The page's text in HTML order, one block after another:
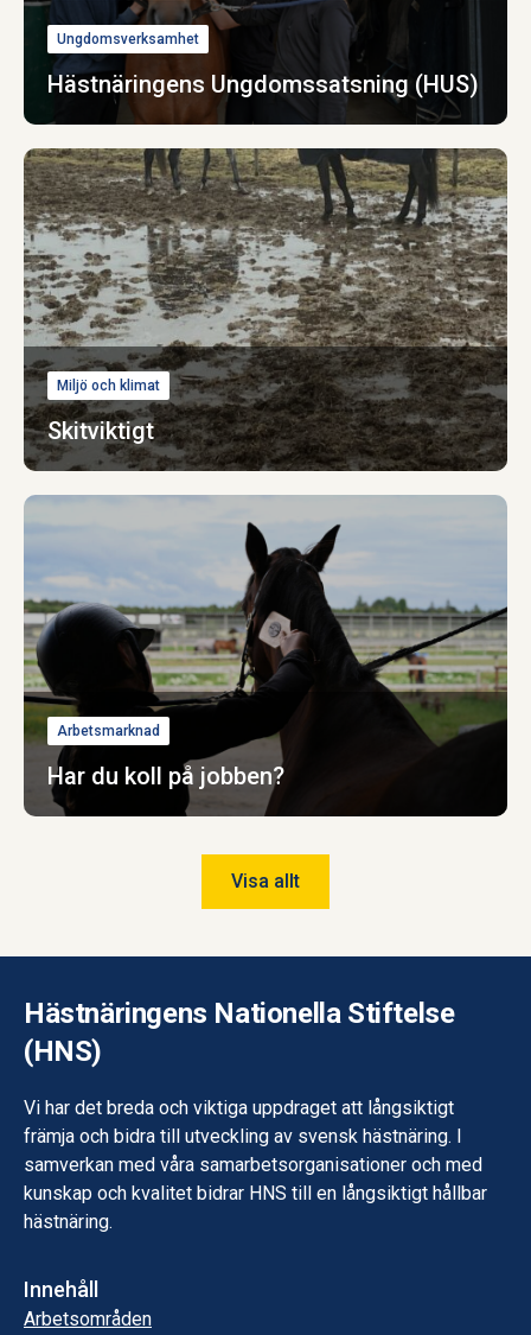
Ungdomsverksamhet
Hästnäringens Ungdomssatsning (HUS)
Miljö och klimat
Skitviktigt
Arbetsmarknad
Har du koll på jobben?
Visa allt
Hästnäringens Nationella Stiftelse
(HNS)
Vi har det breda och viktiga uppdraget att långsiktigt
främja och bidra till utveckling av svensk hästnäring. I
samverkan med våra samarbetsorganisationer och med
kunskap och kvalitet bidrar HNS till en långsiktigt hållbar
hästnäring.
Innehåll
Arbetsområden